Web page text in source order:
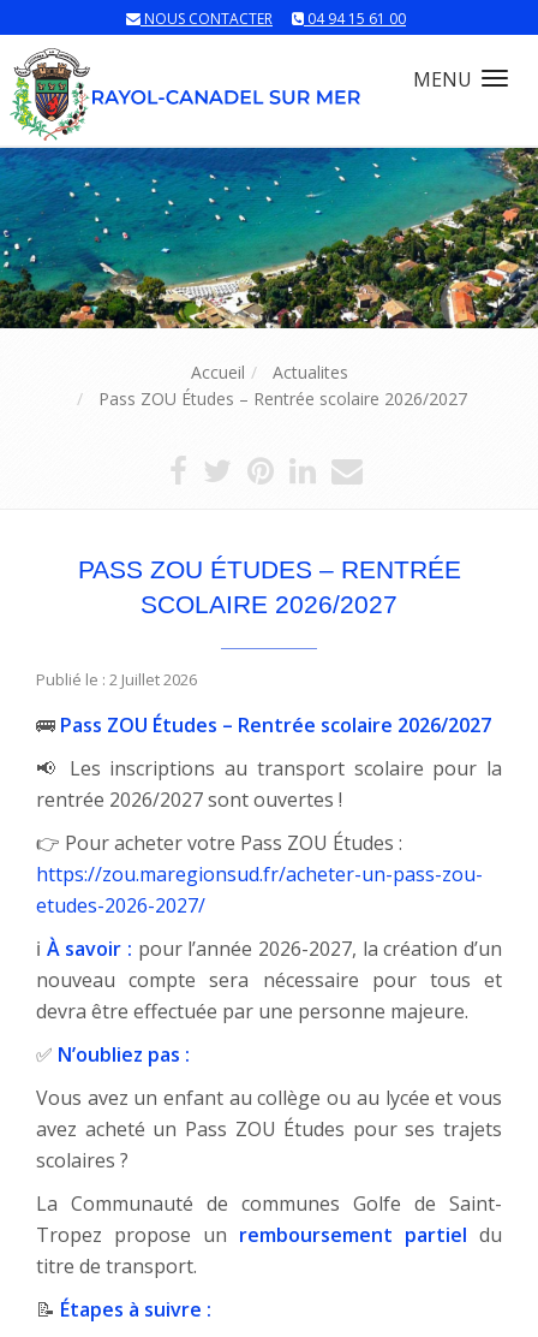
NOUS CONTACTER 04 94 15 61 00
MENU
Accueil
Actualites
Pass ZOU Études – Rentrée scolaire 2026/2027
PASS ZOU ÉTUDES – RENTRÉE
SCOLAIRE 2026/2027
Publié le : 2 Juillet 2026
🚌 Pass ZOU Études – Rentrée scolaire 2026/2027
📢 Les inscriptions au transport scolaire pour la
rentrée 2026/2027 sont ouvertes !
👉 Pour acheter votre Pass ZOU Études :
https://zou.maregionsud.fr/acheter-un-pass-zou-
etudes-2026-2027/
ℹ️ À savoir : pour l’année 2026-2027, la création d’un
nouveau compte sera nécessaire pour tous et
devra être effectuée par une personne majeure.
✅ N’oubliez pas :
Vous avez un enfant au collège ou au lycée et vous
avez acheté un Pass ZOU Études pour ses trajets
scolaires ?
La Communauté de communes Golfe de Saint-
Tropez propose un remboursement partiel du
titre de transport.
📝 Étapes à suivre :